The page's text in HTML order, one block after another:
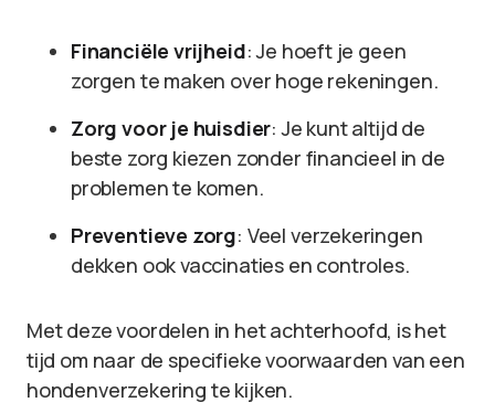
Financiële vrijheid: Je hoeft je geen
zorgen te maken over hoge rekeningen.
Zorg voor je huisdier: Je kunt altijd de
beste zorg kiezen zonder financieel in de
problemen te komen.
Preventieve zorg: Veel verzekeringen
dekken ook vaccinaties en controles.
Met deze voordelen in het achterhoofd, is het
tijd om naar de specifieke voorwaarden van een
hondenverzekering te kijken.